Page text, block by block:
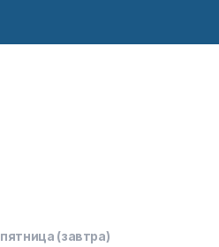
пятница (завтра)